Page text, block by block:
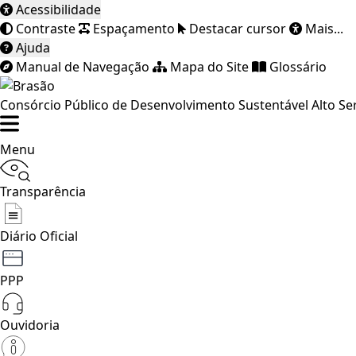
Acessibilidade
Contraste
Espaçamento Destacar cursor
Mais...
Ajuda
Manual de Navegação
Mapa do Site Glossário
Consórcio Público de Desenvolvimento Sustentável Alto
Menu
Transparência
Diário Oficial
PPP
Ouvidoria